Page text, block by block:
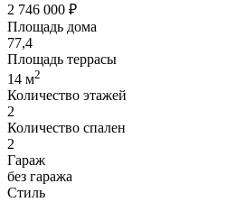
2 746 000 ₽
Площадь дома
77,4
Площадь террасы
14 м2
Количество этажей
2
Количество спален
2
Гараж
без гаража
Стиль